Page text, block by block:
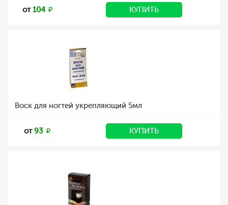
от104 КУПИТЬ
Воск для ногтей укрепляющий 5мл
от93 КУПИТЬ